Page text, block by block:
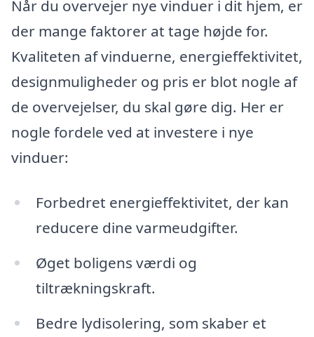
Når du overvejer nye vinduer i dit hjem, er
der mange faktorer at tage højde for.
Kvaliteten af vinduerne, energieffektivitet,
designmuligheder og pris er blot nogle af
de overvejelser, du skal gøre dig. Her er
nogle fordele ved at investere i nye
vinduer:
Forbedret energieffektivitet, der kan
reducere dine varmeudgifter.
Øget boligens værdi og
tiltrækningskraft.
Bedre lydisolering, som skaber et